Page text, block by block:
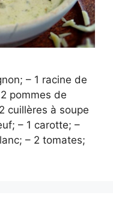
– 1 racine de
pommes de
cuillères à soupe
– 1 carotte; –
– 2 tomates;